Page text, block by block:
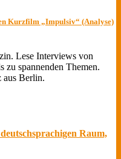
Kurzfilm „Impulsiv“ (Analyse)
Lese Interviews von
zu spannenden Themen.
aus Berlin.
Raum,